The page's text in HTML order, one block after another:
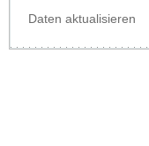
Daten aktualisieren